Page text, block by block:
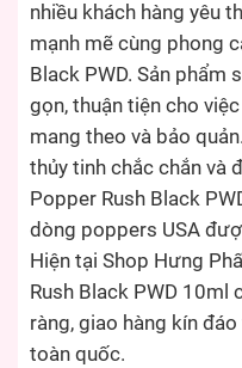
nhiều khách hàng yêu
mạnh mẽ cùng phong
Black PWD. Sản phẩm
gọn, thuận tiện cho
mang theo và bảo
thủy tinh chắc chắn và
Popper Rush Black
dòng poppers USA
Hiện tại Shop Hưng
Rush Black PWD 10ml
ràng, giao hàng kín
toàn quốc.